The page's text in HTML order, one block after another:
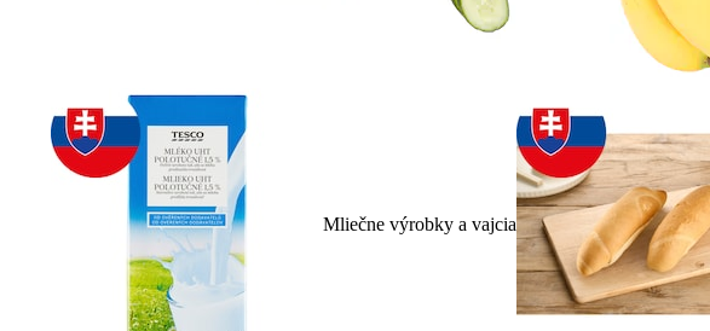
Mliečne výrobky a vajcia